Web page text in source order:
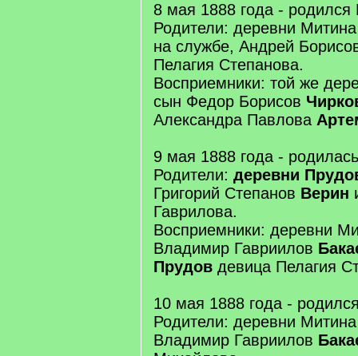
8 мая 1888 года - родился
Родители: деревни Митина
на службе, Андрей
Пелагия Степанова.
Восприемники: той же
сын Федор Борисов
Александра Павлова
9 мая 1888 года -
Родители: деревни
Григорий Степанов Верин
Гаврилова.
Восприемники: деревни
Владимир Гавриилов
Прудов девица Пелагия
10 мая 1888 года -
Родители: деревни Митина
Владимир Гавриилов